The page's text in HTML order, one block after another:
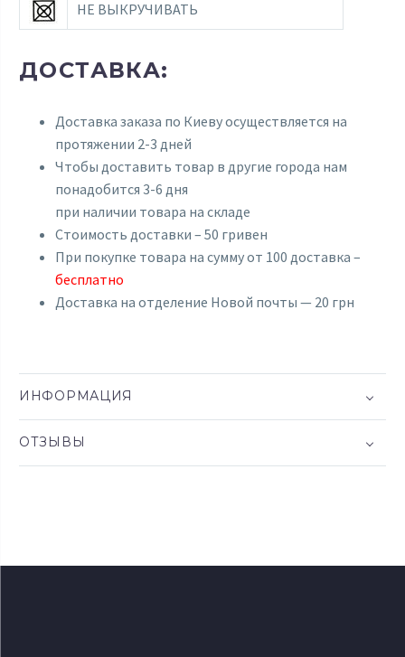
НЕ ВЫКРУЧИВАТЬ
ДОСТАВКА:
Доставка заказа по Киеву осуществляется на
протяжении 2-3 дней
Чтобы доставить товар в другие города нам
понадобится 3-6 дня
при наличии товара на складе
Стоимость доставки – 50 гривен
При покупке товара на сумму от 100 доставка –
бесплатно
Доставка на отделение Новой почты — 20 грн
ИНФОРМАЦИЯ
ОТЗЫВЫ